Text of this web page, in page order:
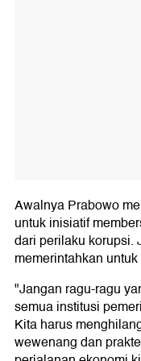
Awalnya Prabowo
untuk inisiatif
dari perilaku korupsi.
memerintahkan
"Jangan ragu-ragu
semua institusi
Kita harus
wewenang dan